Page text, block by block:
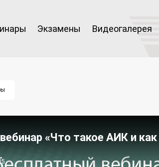
Экзамены Видеогалерея
«Что такое АИК и